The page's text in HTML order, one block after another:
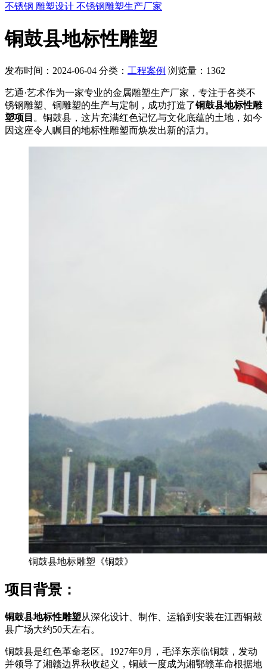
不锈钢 雕塑设计 不锈钢雕塑生产厂家
铜鼓县地标性雕塑
发布时间：2024-06-04 分类： 工程案例 浏览量：1362
艺通·艺术作为一家专业的金属雕塑生产厂家，专注于各类不
锈钢雕塑、铜雕塑的生产与定制，成功打造了铜鼓县地标性雕
塑项目 。铜鼓县，这片充满红色记忆与文化底蕴的土地，如今
因这座令人瞩目的地标性雕塑而焕发出新的活力。
铜鼓县地标雕塑《铜鼓》
项目背景：
铜鼓县地标性雕塑从深化设计、制作、运输到安装在江西铜鼓
县广场大约50天左右。
铜鼓县是红色革命老区。1927年9月，毛泽东亲临铜鼓，发动
并领导了湘赣边界秋收起义，铜鼓一度成为湘鄂赣革命根据地